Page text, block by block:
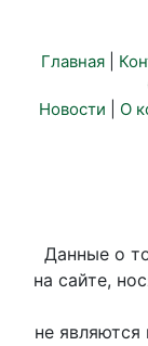
Главная
Новости
О
Данные о
на сайте,
не